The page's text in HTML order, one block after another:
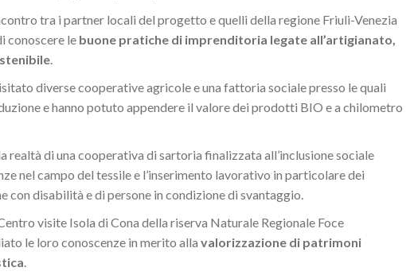
tra i partner locali del progetto e quelli della regione Friuli-Venezia
conoscere le buone pratiche di imprenditoria legate all’artigianato,
diverse cooperative agricole e una fattoria sociale presso le quali
e hanno potuto appendere il valore dei prodotti BIO e a chilometro
realtà di una cooperativa di sartoria finalizzata all’inclusione sociale
nel campo del tessile e l’inserimento lavorativo in particolare dei
con disabilità e di persone in condizione di svantaggio.
visite Isola di Cona della riserva Naturale Regionale Foce
le loro conoscenze in merito alla valorizzazione di patrimoni